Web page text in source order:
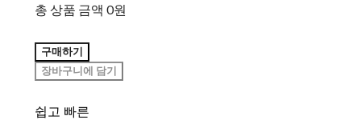
총 상품 금액 0원
구매하기
장바구니에 담기
쉽고 빠른